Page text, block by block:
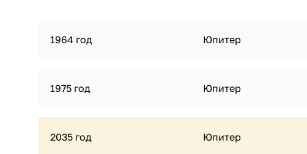
1964 год Юпитер
1975 год Юпитер
2035 год Юпитер